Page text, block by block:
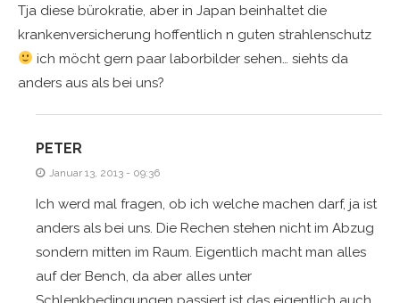
Tja diese bürokratie, aber in Japan beinhaltet die
krankenversicherung hoffentlich n guten strahlenschutz
ich möcht gern paar laborbilder sehen… siehts da
anders aus als bei uns?
PETER
Januar 13, 2013 - 09:36
Ich werd mal fragen, ob ich welche machen darf, ja ist
anders als bei uns. Die Rechen stehen nicht im Abzug
sondern mitten im Raum. Eigentlich macht man alles
auf der Bench, da aber alles unter